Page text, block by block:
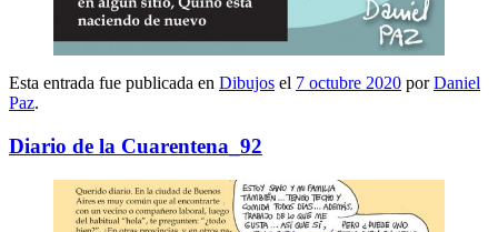
Esta entrada fue publicada en Dibujos el 7 octubre 2020 porDaniel
Paz.
Diario de la Cuarentena_92